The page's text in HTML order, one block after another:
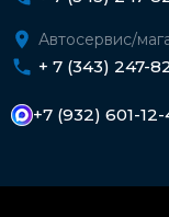
Автосервис/
+ 7 (343) 247-
+7 (932) 601-12-